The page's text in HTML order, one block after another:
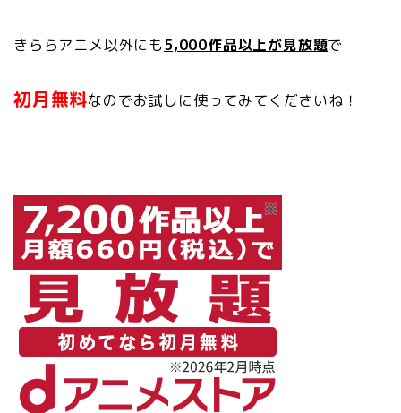
きららアニメ以外にも5,000作品以上が見放題で
初月無料なのでお試しに使ってみてくださいね！